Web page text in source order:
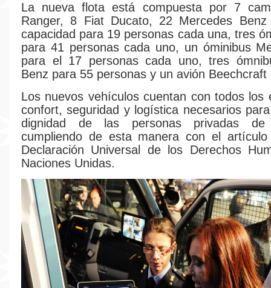
La nueva flota está compuesta por 7
Ranger, 8 Fiat Ducato, 22 Mercedes
capacidad para 19 personas cada una, tres
para 41 personas cada uno, un óminibus
para el 17 personas cada uno, tres
Benz para 55 personas y un avión Beechcraft
Los nuevos vehículos cuentan con todos los
confort, seguridad y logística necesarios
dignidad de las personas privadas
cumpliendo de esta manera con el
Declaración Universal de los Derechos
Naciones Unidas.